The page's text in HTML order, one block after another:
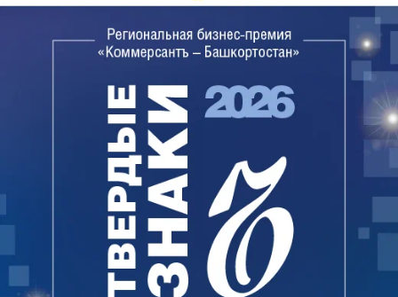
в России. Кроме того, планируется проведение
Пленарного заседания, приуроченного ко Дню
Куйбышевской железной дороги, в рамках
которого предусмотрено подписание соглашений
о сотрудничестве между Правительством
Республики Башкортостан и Куйбышевской
железной дорогой – филиалом «РЖД».
Второй день откроет Технический тур на объект
транспортной инфраструктуры - (Новый выезд из
города Уфы на автомобильную дорогу
федерального значения М5 «Урал» («Восточный